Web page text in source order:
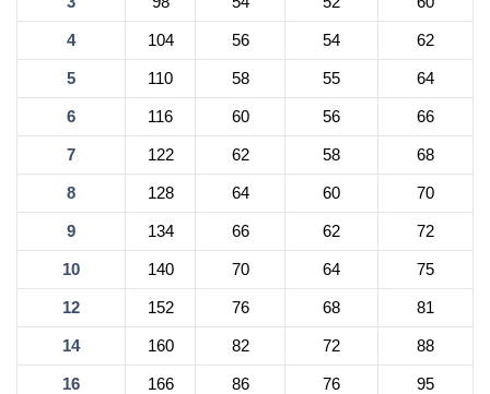
4 104 56 54 62
5 110 58 55 64
6 116 60 56 66
7 122 62 58 68
8 128 64 60 70
9 134 66 62 72
10 140 70 64 75
12 152 76 68 81
14 160 82 72 88
16 166 86 76 95